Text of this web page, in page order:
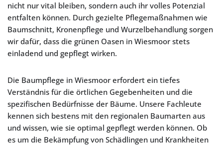
nicht nur vital bleiben, sondern auch ihr volles Potenzial
entfalten können. Durch gezielte Pflegemaßnahmen wie
Baumschnitt, Kronenpflege und Wurzelbehandlung sorgen
wir dafür, dass die grünen Oasen in Wiesmoor stets
einladend und gepflegt wirken.
Die Baumpflege in Wiesmoor erfordert ein tiefes
Verständnis für die örtlichen Gegebenheiten und die
spezifischen Bedürfnisse der Bäume. Unsere Fachleute
kennen sich bestens mit den regionalen Baumarten aus
und wissen, wie sie optimal gepflegt werden können. Ob
es um die Bekämpfung von Schädlingen und Krankheiten